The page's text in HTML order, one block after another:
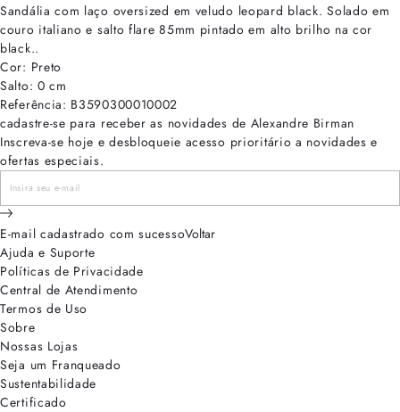
Sandália com laço oversized em veludo leopard black. Solado em
couro italiano e salto flare 85mm pintado em alto brilho na cor
black..
Cor: Preto
Salto: 0 cm
Referência: B3590300010002
cadastre-se para receber as novidades de Alexandre Birman
Inscreva-se hoje e desbloqueie acesso prioritário a novidades e
ofertas especiais.
E-mail cadastrado com sucessoVoltar
Ajuda e Suporte
Políticas de Privacidade
Central de Atendimento
Termos de Uso
Sobre
Nossas Lojas
Seja um Franqueado
Sustentabilidade
Certificado